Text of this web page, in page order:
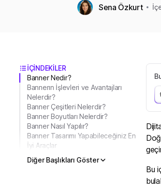
Sena Özkurt
İÇİNDEKİLER
Banner Nedir?
Bannerın İşlevleri ve Avantajları
Nelerdir?
Banner Çeşitleri Nelerdir?
Banner Boyutları Nelerdir?
Banner Nasıl Yapılır?
Banner Tasarımı Yapabileceğiniz En
İyi Araçlar
Diğer Başlıkları Göster
Bu